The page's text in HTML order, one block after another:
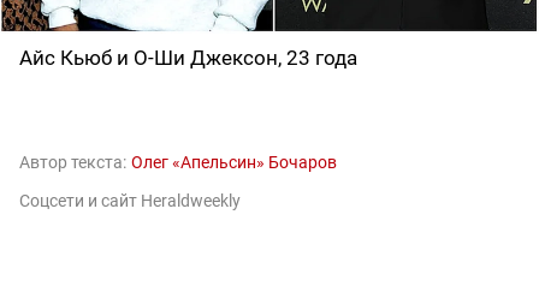
Айс Кьюб и О-Ши Джексон, 23 года
Автор текста: Олег «Апельсин» Бочаров
Соцсети и сайт Heraldweekly